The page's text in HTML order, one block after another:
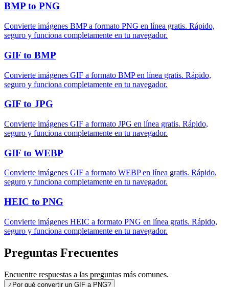
BMP to PNG
Convierte imágenes BMP a formato PNG en línea gratis. Rápido,
seguro y funciona completamente en tu navegador.
GIF to BMP
Convierte imágenes GIF a formato BMP en línea gratis. Rápido,
seguro y funciona completamente en tu navegador.
GIF to JPG
Convierte imágenes GIF a formato JPG en línea gratis. Rápido,
seguro y funciona completamente en tu navegador.
GIF to WEBP
Convierte imágenes GIF a formato WEBP en línea gratis. Rápido,
seguro y funciona completamente en tu navegador.
HEIC to PNG
Convierte imágenes HEIC a formato PNG en línea gratis. Rápido,
seguro y funciona completamente en tu navegador.
Preguntas Frecuentes
Encuentre respuestas a las preguntas más comunes.
¿Por qué convertir un GIF a PNG?